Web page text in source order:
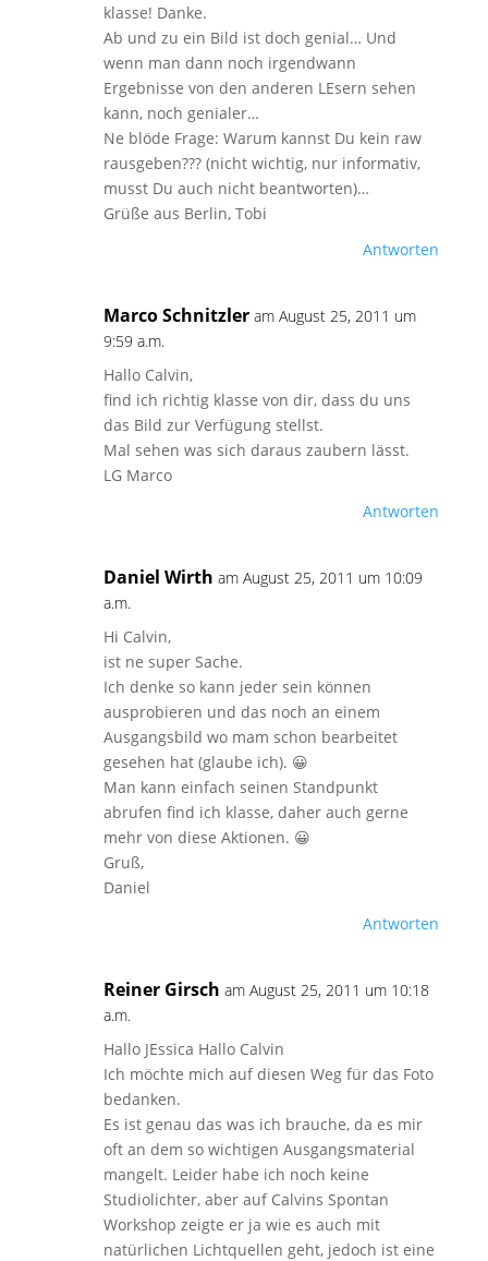
klasse! Danke.
Ab und zu ein Bild ist doch genial… Und
wenn man dann noch irgendwann
Ergebnisse von den anderen LEsern sehen
kann, noch genialer…
Ne blöde Frage: Warum kannst Du kein raw
rausgeben??? (nicht wichtig, nur informativ,
musst Du auch nicht beantworten)…
Grüße aus Berlin, Tobi
Antworten
Marco Schnitzler am August 25, 2011 um
9:59 a.m.
Hallo Calvin,
find ich richtig klasse von dir, dass du uns
das Bild zur Verfügung stellst.
Mal sehen was sich daraus zaubern lässt.
LG Marco
Antworten
Daniel Wirth am August 25, 2011 um 10:09
a.m.
Hi Calvin,
ist ne super Sache.
Ich denke so kann jeder sein können
ausprobieren und das noch an einem
Ausgangsbild wo mam schon bearbeitet
gesehen hat (glaube ich). 😀
Man kann einfach seinen Standpunkt
abrufen find ich klasse, daher auch gerne
mehr von diese Aktionen. 😀
Gruß,
Daniel
Antworten
Reiner Girsch am August 25, 2011 um 10:18
a.m.
Hallo JEssica Hallo Calvin
Ich möchte mich auf diesen Weg für das Foto
bedanken.
Es ist genau das was ich brauche, da es mir
oft an dem so wichtigen Ausgangsmaterial
mangelt. Leider habe ich noch keine
Studiolichter, aber auf Calvins Spontan
Workshop zeigte er ja wie es auch mit
natürlichen Lichtquellen geht, jedoch ist eine